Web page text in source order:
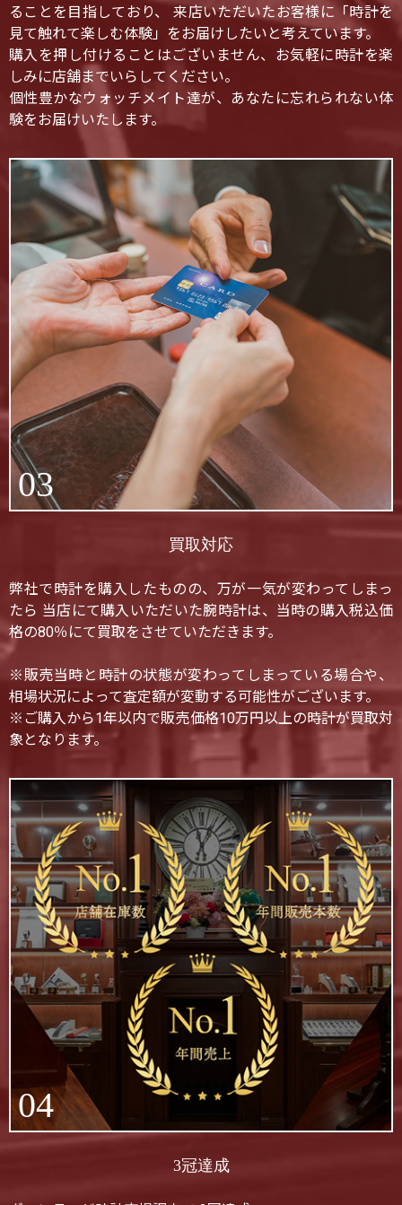
ることを目指しており、 来店いただいたお客様に「時計を
見て触れて楽しむ体験」をお届けしたいと考えています。
購入を押し付けることはございません、お気軽に時計を楽
しみに店舗までいらしてください。
個性豊かなウォッチメイト達が、あなたに忘れられない体
験をお届けいたします。
03
買取対応
弊社で時計を購入したものの、万が一気が変わってしまっ
たら 当店にて購入いただいた腕時計は、当時の購入税込価
格の80％にて買取をさせていただきます。
※販売当時と時計の状態が変わってしまっている場合や、
相場状況によって査定額が変動する可能性がございます。
※ご購入から1年以内で販売価格10万円以上の時計が買取対
象となります。
04
3冠達成